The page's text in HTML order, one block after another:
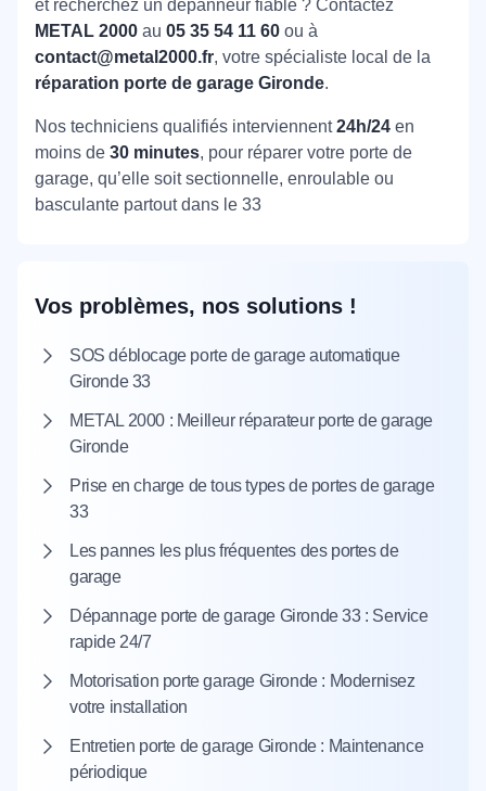
et recherchez un dépanneur fiable ? Contactez
METAL 2000 au 05 35 54 11 60 ou à
contact@metal2000.fr, votre spécialiste local de la
réparation porte de garage Gironde.
Nos techniciens qualifiés interviennent24h/24 en
moins de 30 minutes, pour réparer votre porte de
garage, qu’elle soit sectionnelle, enroulable ou
basculante partout dans le 33
Vos problèmes, nos solutions !
SOS déblocage porte de garage automatique
Gironde 33
METAL 2000 : Meilleur réparateur porte de garage
Gironde
Prise en charge de tous types de portes de garage
33
Les pannes les plus fréquentes des portes de
garage
Dépannage porte de garage Gironde 33 : Service
rapide 24/7
Motorisation porte garage Gironde : Modernisez
votre installation
Entretien porte de garage Gironde : Maintenance
périodique